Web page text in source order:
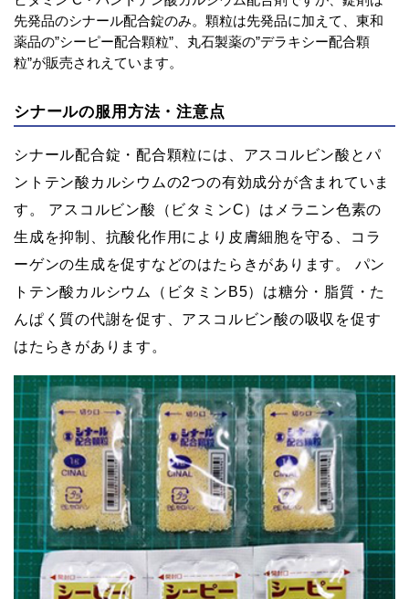
先発品のシナール配合錠のみ。顆粒は先発品に加えて、東和
薬品の”シーピー配合顆粒”、丸石製薬の”デラキシー配合顆
粒”が販売されえています。
シナールの服用方法・注意点
シナール配合錠・配合顆粒には、アスコルビン酸とパ
ントテン酸カルシウムの2つの有効成分が含まれていま
す。 アスコルビン酸（ビタミンC）はメラニン色素の
生成を抑制、抗酸化作用により皮膚細胞を守る、コラ
ーゲンの生成を促すなどのはたらきがあります。 パン
トテン酸カルシウム（ビタミンB5）は糖分・脂質・た
んぱく質の代謝を促す、アスコルビン酸の吸収を促す
はたらきがあります。